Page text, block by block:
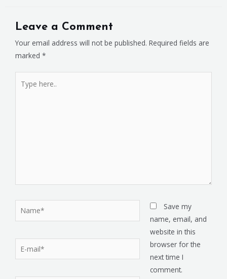
Leave a Comment
Your email address will not be published. Required fields are
marked *
Save my
name, email, and
website in this
browser for the
next time I
comment.